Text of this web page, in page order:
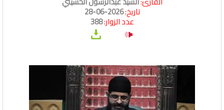
تاريخ:2026-06-28
عدد الزوار:388